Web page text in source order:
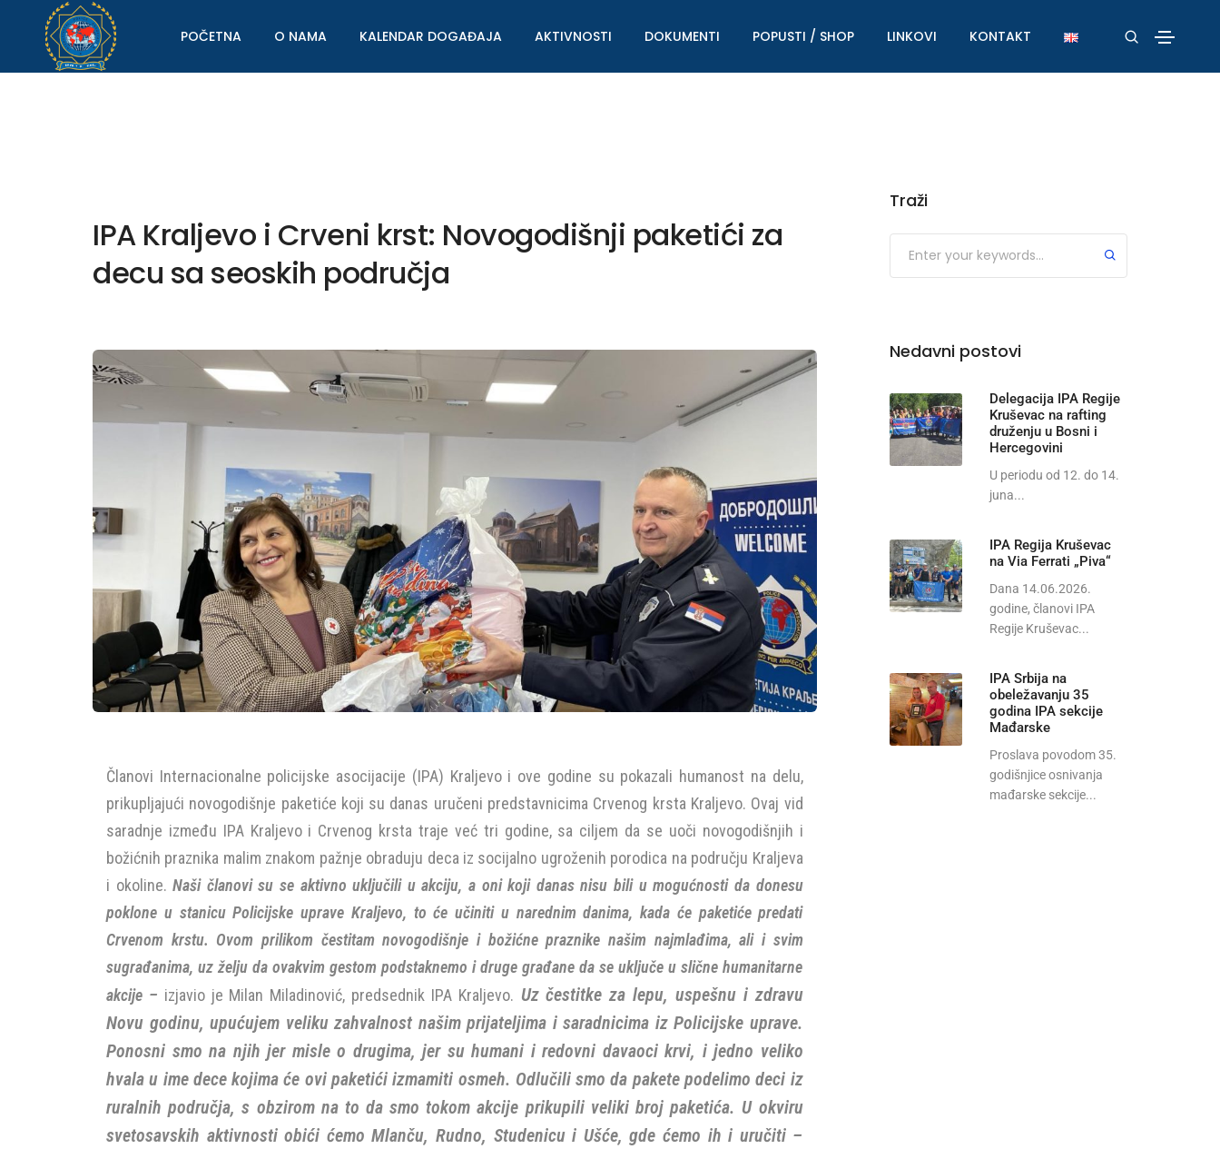
POČETNA O NAMA KALENDAR DOGAĐAJA AKTIVNOSTI DOKUMENTI POPUSTI / SHOP LINKOVI KONTAKT
IPA Kraljevo i Crveni krst: Novogodišnji paketići za
decu sa seoskih područja
Članovi Internacionalne policijske asocijacije (IPA) Kraljevo i ove godine su pokazali humanost na delu,
prikupljajući novogodišnje paketiće koji su danas uručeni predstavnicima Crvenog krsta Kraljevo. Ovaj vid
saradnje između IPA Kraljevo i Crvenog krsta traje već tri godine, sa ciljem da se uoči novogodišnjih i
božićnih praznika malim znakom pažnje obraduju deca iz socijalno ugroženih porodica na području Kraljeva
i okoline.Naši članovi su se aktivno uključili u akciju, a oni koji danas nisu bili u mogućnosti da donesu
poklone u stanicu Policijske uprave Kraljevo, to će učiniti u narednim danima, kada će paketiće predati
Crvenom krstu. Ovom prilikom čestitam novogodišnje i božićne praznike našim najmlađima, ali i svim
sugrađanima, uz želju da ovakvim gestom podstaknemo i druge građane da se uključe u slične humanitarne
akcije – izjavio je Milan Miladinović, predsednik IPA Kraljevo. Uz čestitke za lepu, uspešnu i zdravu
Novu godinu, upućujem veliku zahvalnost našim prijateljima i saradnicima iz Policijske uprave.
Ponosni smo na njih jer misle o drugima, jer su humani i redovni davaoci krvi, i jedno veliko
hvala u ime dece kojima će ovi paketići izmamiti osmeh. Odlučili smo da pakete podelimo deci iz
ruralnih područja, s obzirom na to da smo tokom akcije prikupili veliki broj paketića. U okviru
svetosavskih aktivnosti obići ćemo Mlanču, Rudno, Studenicu i Ušće, gde ćemo ih i uručiti –
Traži
Nedavni postovi
Delegacija IPA Regije
Kruševac na rafting
druženju u Bosni i
Hercegovini
U periodu od 12. do 14.
juna...
IPA Regija Kruševac
na Via Ferrati „Piva“
Dana 14.06.2026.
godine, članovi IPA
Regije Kruševac...
IPA Srbija na
obeležavanju 35
godina IPA sekcije
Mađarske
Proslava povodom 35.
godišnjice osnivanja
mađarske sekcije...